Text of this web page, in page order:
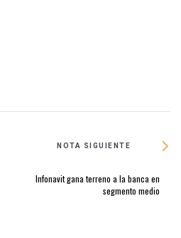
NOTA SIGUIENTE
Infonavit gana terreno a la banca en
segmento medio